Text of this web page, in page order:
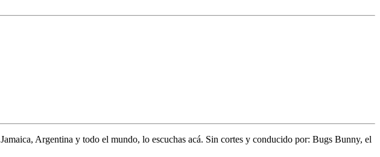
Jamaica, Argentina y todo el mundo, lo escuchas acá. Sin cortes y conducido por: Bugs Bunny, el